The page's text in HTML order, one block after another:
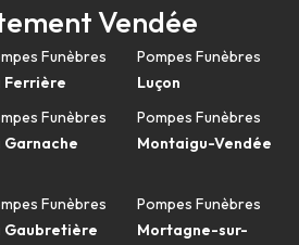
Vendée
Funèbres
Ferrière
Funèbres
Garnache
Funèbres
Gaubretière
Pompes Funèbres
Luçon
Pompes Funèbres
Montaigu-Vendée
Pompes Funèbres
Mortagne-sur-